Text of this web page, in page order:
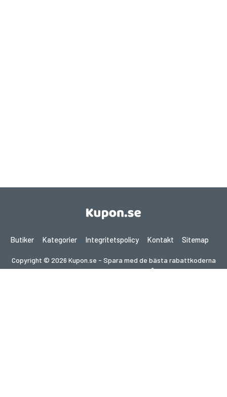
Butiker Kategorier Integritetspolicy Kontakt Sitemap
Copyright © 2026 Kupon.se - Spara med de bästa rabattkoderna
2026. Alla rättigheter förbehållna.